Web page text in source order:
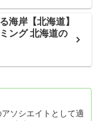
海岸【北海道】
ング 北海道の
ソシエイトとして適